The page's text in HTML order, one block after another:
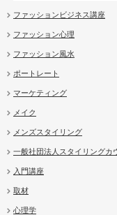
ファッションビジネス講座
ファッション心理
ファッション風水
ポートレート
マーケティング
メイク
メンズスタイリング
一般社団法人スタイリングカ
入門講座
取材
心理学